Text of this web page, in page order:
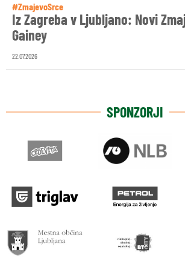
#ZmajevoSrce
Iz Zagreba v Ljubljano: Novi
Gainey
22.07.2026
SPONZORJI